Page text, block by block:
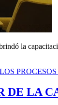
la
DE LA